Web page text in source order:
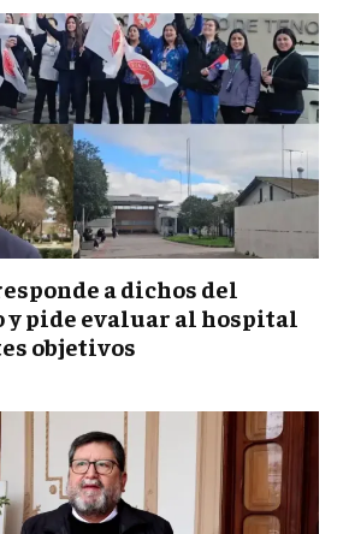
a dichos del
y pide evaluar al hospital
objetivos